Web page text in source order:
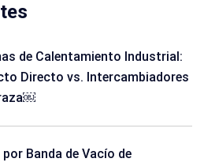
de Calentamiento Industrial:
Directo vs. Intercambiadores
Banda de Vacío de